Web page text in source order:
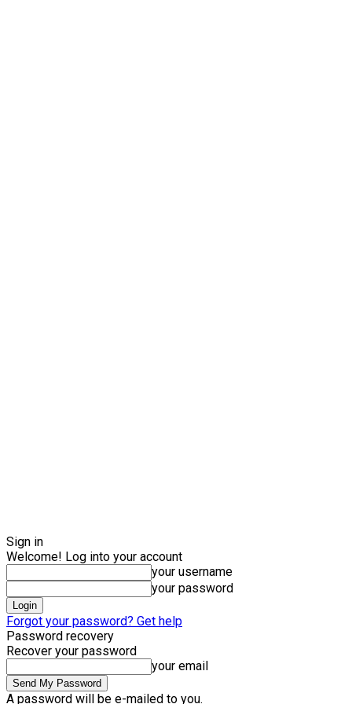
Sign in
Welcome! Log into your account
your username
your password
Forgot your password? Get help
Password recovery
Recover your password
your email
A password will be e-mailed to you.